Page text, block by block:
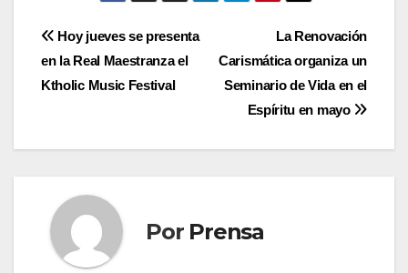
Navegación
de
La Renovación
Carismática organiza un
Seminario de Vida en el
Espíritu en mayo
Hoy jueves se presenta
en la Real Maestranza el
Ktholic Music Festival
Por Prensa